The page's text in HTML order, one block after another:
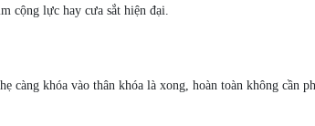
cộng lực hay cưa sắt hiện đại.
càng khóa vào thân khóa là xong, hoàn toàn không